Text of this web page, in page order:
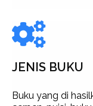
JENIS BUKU
Buku yang di